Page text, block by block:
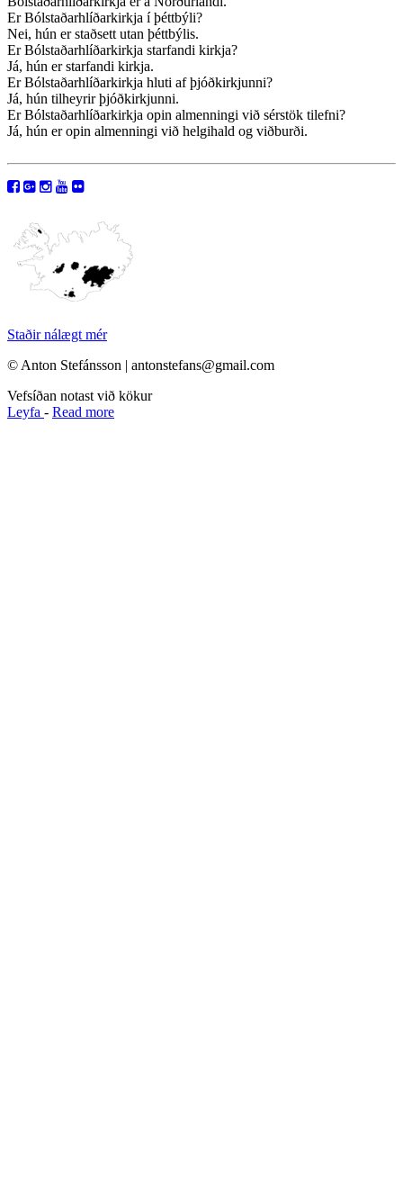
Er Bólstaðarhlíðarkirkja í þéttbýli?
Nei, hún er staðsett utan þéttbýlis.
Er Bólstaðarhlíðarkirkja starfandi kirkja?
Já, hún er starfandi kirkja.
Er Bólstaðarhlíðarkirkja hluti af þjóðkirkjunni?
Já, hún tilheyrir þjóðkirkjunni.
Er Bólstaðarhlíðarkirkja opin almenningi við sérstök tilefni?
Já, hún er opin almenningi við helgihald og viðburði.
Staðir nálægt mér
© Anton Stefánsson | antonstefans@gmail.com
Vefsíðan notast við kökur
Leyfa - Read more